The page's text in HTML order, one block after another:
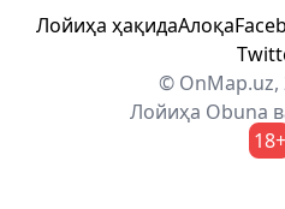
Лойиҳа ҳақидаАлоқа
© OnMap.uz,
Лойиҳа Obuna
18+